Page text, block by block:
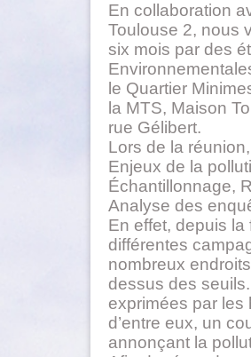
En collaboration
Toulouse 2, nous
six mois par des
le Quartier
la MTS, Maison
rue Gélibert.
Lors de la
Enjeux de la
Échantillonnage,
Analyse des
En effet, depuis la
différentes
nombreux
dessus des
exprimées par les
d’entre eux, un
annonçant la